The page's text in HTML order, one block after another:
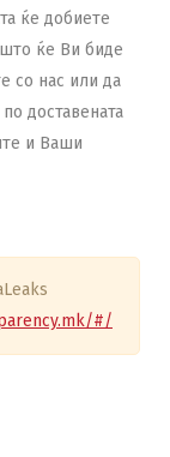
ќе добиете
ќе Ви биде
со нас или да
доставената
и Ваши
#/